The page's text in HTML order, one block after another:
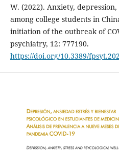
W. (2022). Anxiety,
among college students in
initiation of the outbreak of
psychiatry, 12: 777190.
https://doi.org/10.3389/